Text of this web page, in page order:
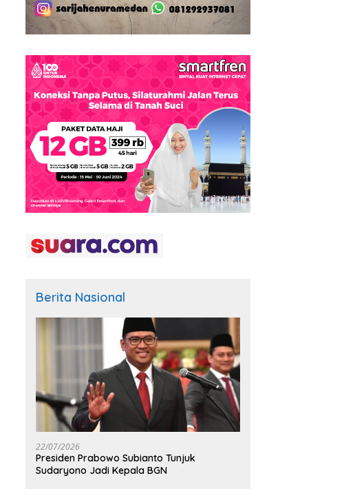
Berita Nasional
22/07/2026
Presiden Prabowo Subianto Tunjuk
Sudaryono Jadi Kepala BGN